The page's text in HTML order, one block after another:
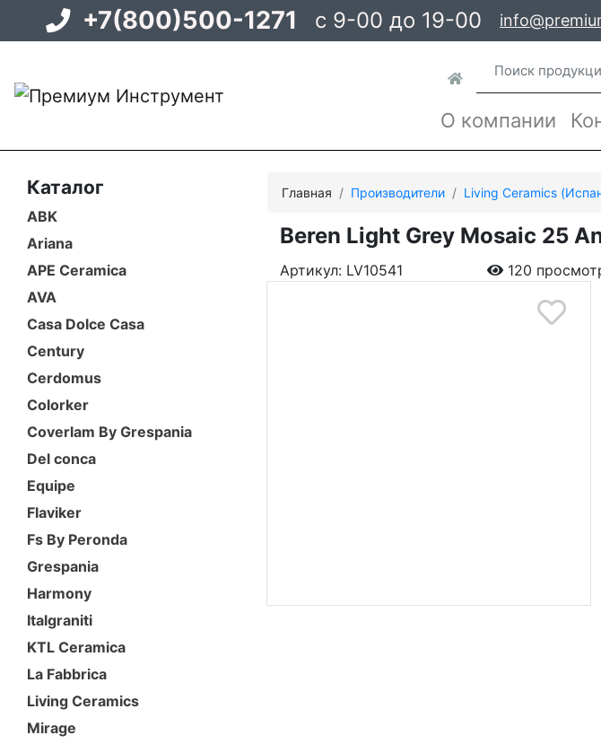
+7(800)500-1271 с 9-00 до 19-00
О компании
Каталог
ABK
Ariana
APE Ceramica
AVA
Casa Dolce Casa
Century
Cerdomus
Colorker
Coverlam By Grespania
Del conca
Equipe
Flaviker
Fs By Peronda
Grespania
Harmony
Italgraniti
KTL Ceramica
La Fabbrica
Living Ceramics
Mirage
Главная Производители Living Ceramics
Beren Light Grey Mosaic 25
Артикул: LV10541
120